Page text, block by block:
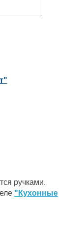
ручками.
"Кухонные